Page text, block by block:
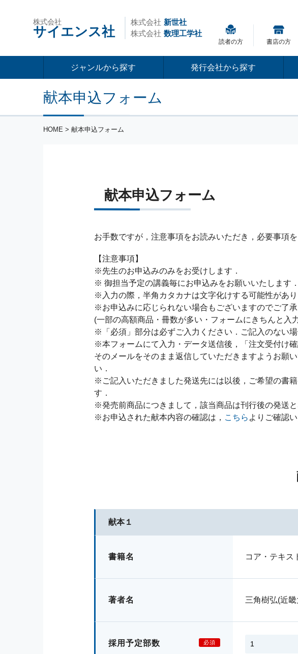
株式会社
サイエンス社
株式会社 新世社
株式会社 数理工学社
読者の方 書店の方
ジャンルから探す 発行会社から探す
献本申込フォーム
HOME > 献本申込フォーム
献本申込フォーム
お手数ですが，注意事項をお読みいただき，必要事項を
【注意事項】
※先生のお申込みのみをお受けします．
※ 御担当予定の講義毎にお申込みをお願いいたします
※入力の際，半角カタカナは文字化けする可能性があ
※お申込みに応じられない場合もございますのでご了承
(一部の高額商品・冊数が多い・フォームにきちんと入
※「必須」部分は必ずご入力ください．ご記入のない場
※本フォームにて入力・データ送信後，「注文受付け
そのメールをそのまま返信していただきますようお願
い．
※ご記入いただきました発送先には以後，ご希望の書
す．
※発売前商品につきまして，該当商品は刊行後の発送と
※お申込された献本内容の確認は， こちら よりご確認
献本１
書籍名 コア・テキス
著者名 三角樹弘(近
採用予定部数 必須